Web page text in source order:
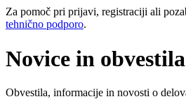
Za pomoč pri prijavi, registraciji ali
tehnično podporo.
Novice in obvestila
Obvestila, informacije in novosti o